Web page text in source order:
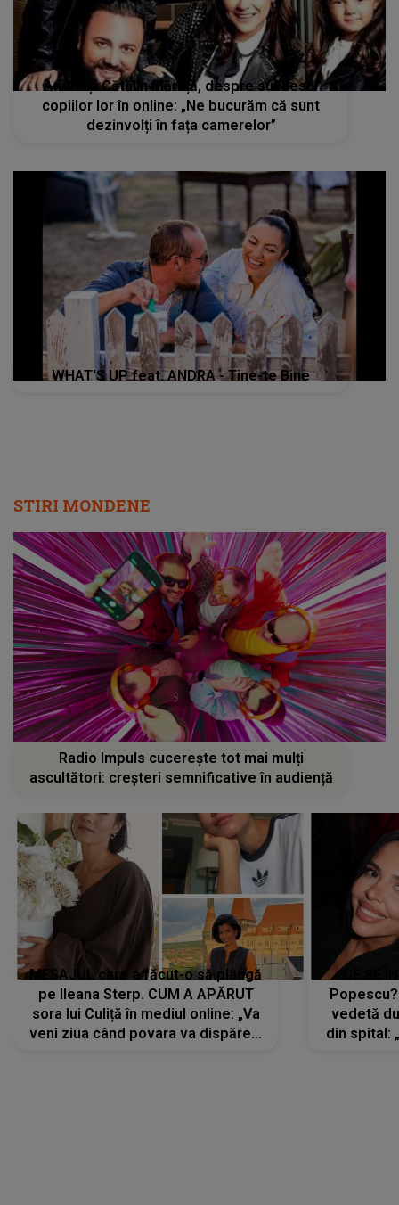
Andra și Cătălin Măruță, despre succesul
copiilor lor în online: „Ne bucurăm că sunt
dezinvolți în fața camerelor”
WHAT'S UP feat. ANDRA - Tine-te Bine
STIRI MONDENE
Radio Impuls cucerește tot mai mulți
ascultători: creșteri semnificative în audiență
MESAJUL care a făcut-o să plângă
pe Ileana Sterp. CUM A APĂRUT
sora lui Culiță în mediul online: „Va
veni ziua când povara va dispărea,
vedetă
din spital: